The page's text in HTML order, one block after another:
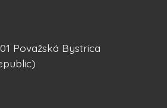
Považská Bystrica